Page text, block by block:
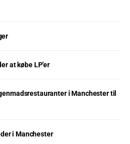
at købe LP’er
i Manchester til
i Manchester